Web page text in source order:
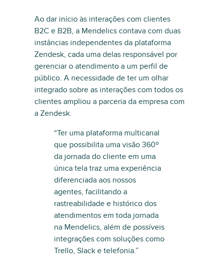
Ao dar início às interações com clientes
B2C e B2B, a Mendelics contava com duas
instâncias independentes da plataforma
Zendesk, cada uma delas responsável por
gerenciar o atendimento a um perfil de
público. A necessidade de ter um olhar
integrado sobre as interações com todos os
clientes ampliou a parceria da empresa com
a Zendesk.
“Ter uma plataforma multicanal
que possibilita uma visão 360º
da jornada do cliente em uma
única tela traz uma experiência
diferenciada aos nossos
agentes, facilitando a
rastreabilidade e histórico dos
atendimentos em toda jornada
na Mendelics, além de possíveis
integrações com soluções como
Trello, Slack e telefonia.”